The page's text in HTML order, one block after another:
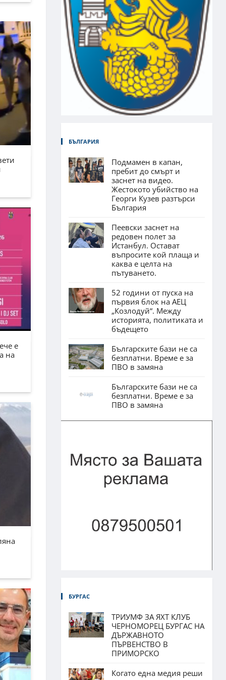
е
на
БЪЛГАРИЯ
Подмамен в капан,
пребит до смърт и
заснет на видео.
Жестокото убийство на
Георги Кузев разтърси
България
Пеевски заснет на
редовен полет за
Истанбул. Остават
въпросите кой плаща и
каква е целта на
пътуването.
52 години от пуска на
първия блок на АЕЦ
„Козлодуй“. Между
историята, политиката и
бъдещето
Българските бази не са
безплатни. Време е за
ПВО в замяна
Българските бази не са
безплатни. Време е за
ПВО в замяна
БУРГАС
ТРИУМФ ЗА ЯХТ КЛУБ
ЧЕРНОМОРЕЦ БУРГАС НА
ДЪРЖАВНОТО
ПЪРВЕНСТВО В
ПРИМОРСКО
Когато една медия реши